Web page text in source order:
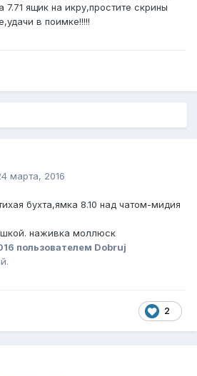
7.71 ящик на икру,простите скрины
в поимке!!!!!
марта, 2016
бухта,ямка 8.10 над чатом-мидия
наживка моллюск
пользователем Dobruj
2